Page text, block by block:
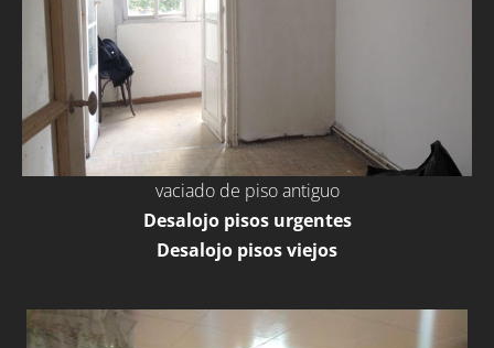
vaciado de piso antiguo
Desalojo pisos urgentes
Desalojo pisos viejos